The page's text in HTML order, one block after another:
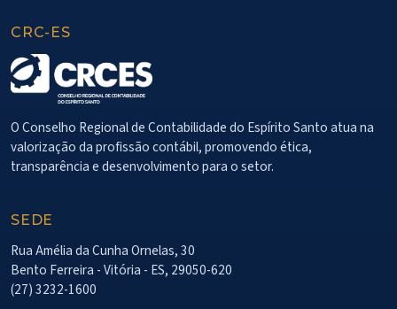
CRC-ES
O Conselho Regional de Contabilidade do Espírito Santo atua na
valorização da profissão contábil, promovendo ética,
transparência e desenvolvimento para o setor.
SEDE
Rua Amélia da Cunha Ornelas, 30
Bento Ferreira - Vitória - ES, 29050-620
(27) 3232-1600